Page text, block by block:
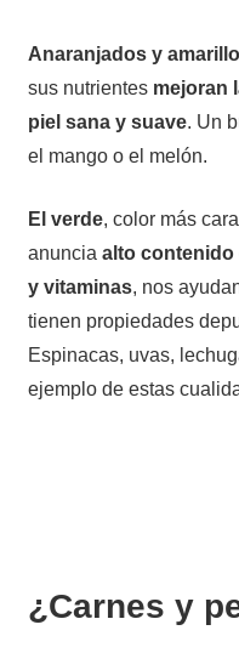
Anaranjados y
sus nutrientes mejoran
piel sana y suave. Un
el mango o el melón.
El verde, color más
anuncia alto contenido
y vitaminas, nos
tienen propiedades
Espinacas, uvas,
ejemplo de estas
¿Carnes y